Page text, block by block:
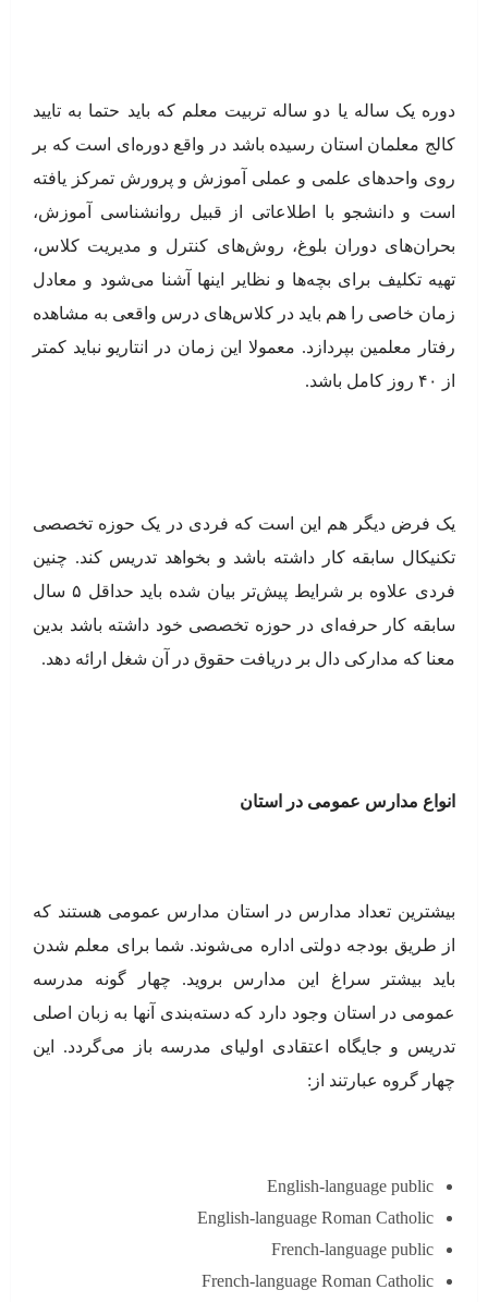
دوره یک ساله یا دو ساله تربیت معلم که باید حتما به تایید
کالج معلمان استان رسیده باشد در واقع دوره‌ای است که بر
روی واحدهای علمی و عملی آموزش و پرورش تمرکز یافته
است و دانشجو با اطلاعاتی از قبیل روانشناسی آموزش،
بحران‌های دوران بلوغ، روش‌های کنترل و مدیریت کلاس،
تهیه تکلیف برای بچه‌ها و نظایر اینها آشنا می‌شود و معادل
زمان خاصی را هم باید در کلاس‌های درس واقعی به مشاهده
رفتار معلمین بپردازد. معمولا این زمان در انتاریو نباید کمتر
از ۴۰ روز کامل باشد.
یک فرض دیگر هم این است که فردی در یک حوزه تخصصی
تکنیکال سابقه کار داشته باشد و بخواهد تدریس کند. چنین
فردی علاوه بر شرایط پیش‌تر بیان شده باید حداقل ۵ سال
سابقه کار حرفه‌ای در حوزه تخصصی خود داشته باشد بدین
معنا که مدارکی دال بر دریافت حقوق در آن شغل ارائه دهد.
انواع مدارس عمومی در استان
بیشترین تعداد مدارس در استان مدارس عمومی هستند که
از طریق بودجه دولتی اداره می‌شوند. شما برای معلم شدن
باید بیشتر سراغ این مدارس بروید. چهار گونه مدرسه
عمومی در استان وجود دارد که دسته‌بندی آنها به زبان اصلی
تدریس و جایگاه اعتقادی اولیای مدرسه باز می‌گردد. این
چهار گروه عبارتند از:
English-language public
English-language Roman Catholic
French-language public
French-language Roman Catholic